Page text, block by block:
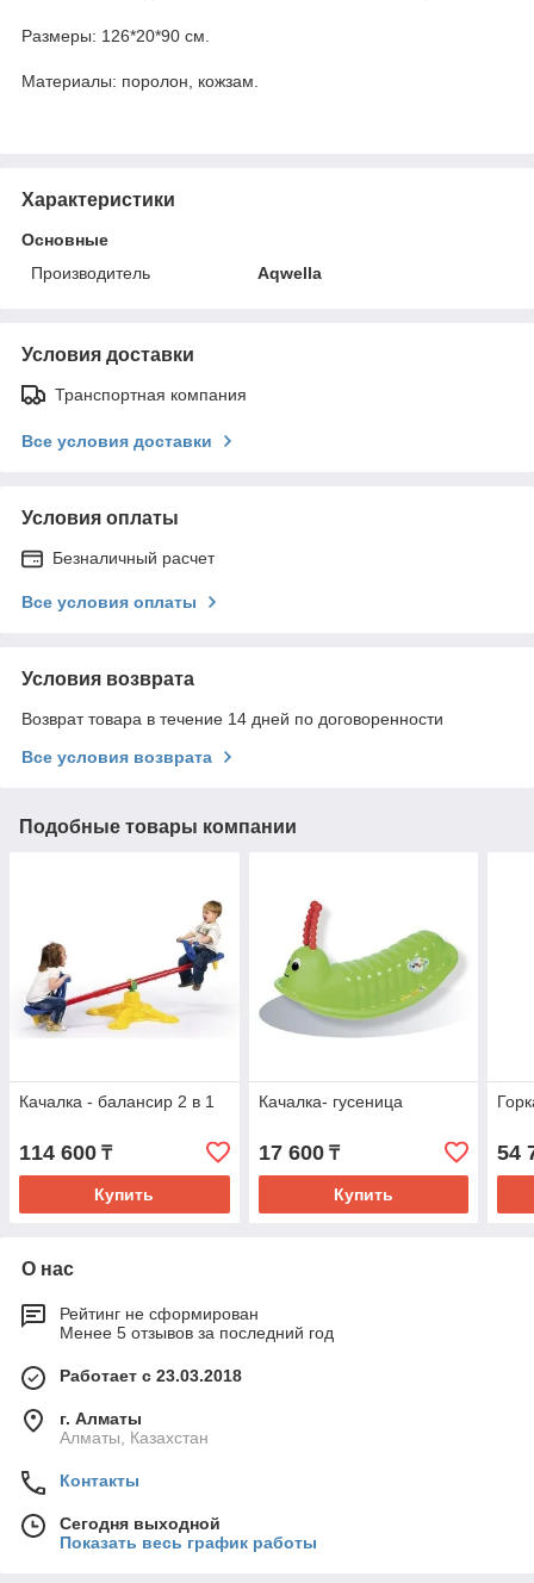
Размеры: 126*20*90 см.
Материалы: поролон, кожзам.
Характеристики
Основные
Производитель
Aqwella
Условия доставки
Транспортная компания
Все условия доставки
Условия оплаты
Безналичный расчет
Все условия оплаты
Условия возврата
Возврат товара в течение 14 дней по договоренности
Все условия возврата
Подобные товары компании
Качалка - балансир 2 в 1
114 600 ₸
Купить
Качалка- гусеница
17 600₸
Купить
54
О нас
Рейтинг не сформирован
Менее 5 отзывов за последний год
Работает с 23.03.2018
г. Алматы
Алматы, Казахстан
Контакты
Сегодня выходной
Показать весь график работы